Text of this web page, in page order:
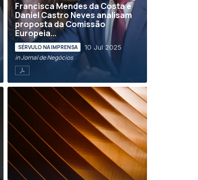
Francisca Mendes da Costa e
Daniel Castro Neves analisam
proposta da Comissão
Europeia...
SÉRVULO NA IMPRENSA 10 Jul 2025
in Jornal de Negócios